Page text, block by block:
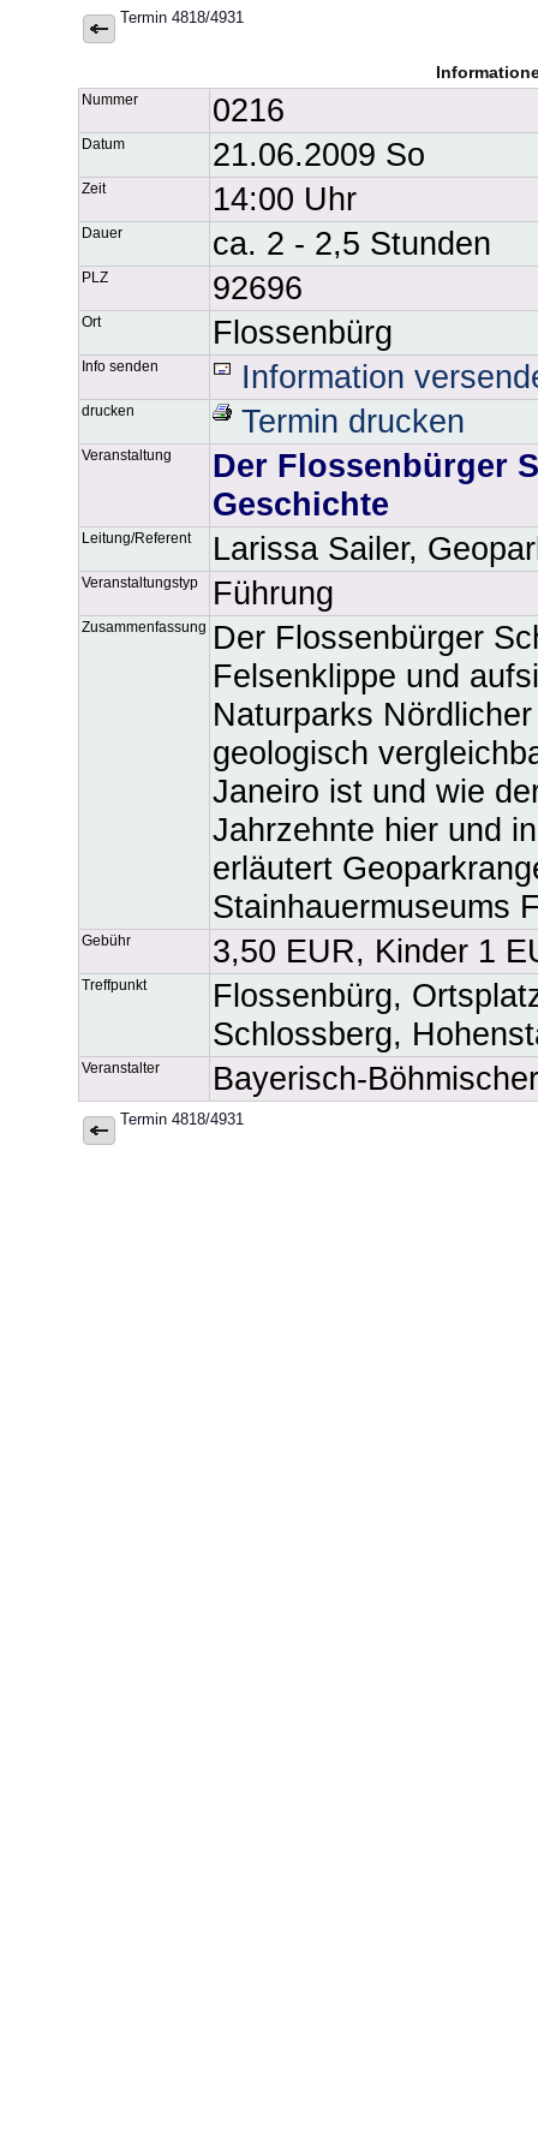
Termin 4818/4931
Nummer 0216
Datum 21.06.2009 So
Zeit 14:00 Uhr
Dauer ca. 2 - 2,5 Stunden
PLZ 92696
Ort Flossenbürg
Info senden Information
drucken Termin drucken
Veranstaltung
Der Flossenbürger
Geschichte
Leitung/Referent Larissa Sailer,
Veranstaltungstyp Führung
Zusammenfassung
Der Flossenbürger
Felsenklippe und
Naturparks
geologisch
Janeiro ist und wie
Jahrzehnte hier und
erläutert
Stainhauermuseums
Gebühr 3,50 EUR, Kinder 1
Treffpunkt
Flossenbürg,
Schlossberg,
Veranstalter Bayerisch-
Termin 4818/4931